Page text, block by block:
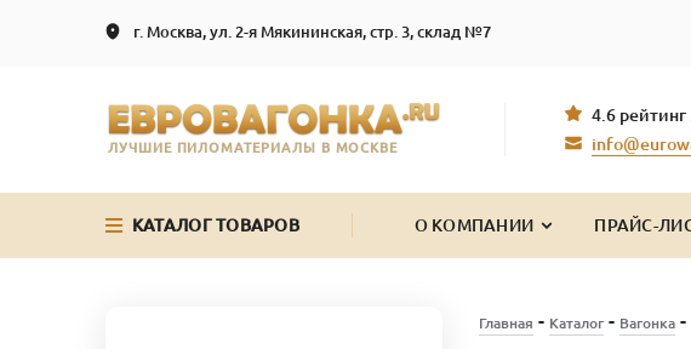
г. Москва, ул. 2-я Мякининская, стр. 3, склад №7
ЛУЧШИЕ ПИЛОМАТЕРИАЛЫ В МОСКВЕ
4.6 рейтинг
КАТАЛОГ ТОВАРОВ О КОМПАНИИ ПРАЙС-
Главная - Каталог- Вагонка-